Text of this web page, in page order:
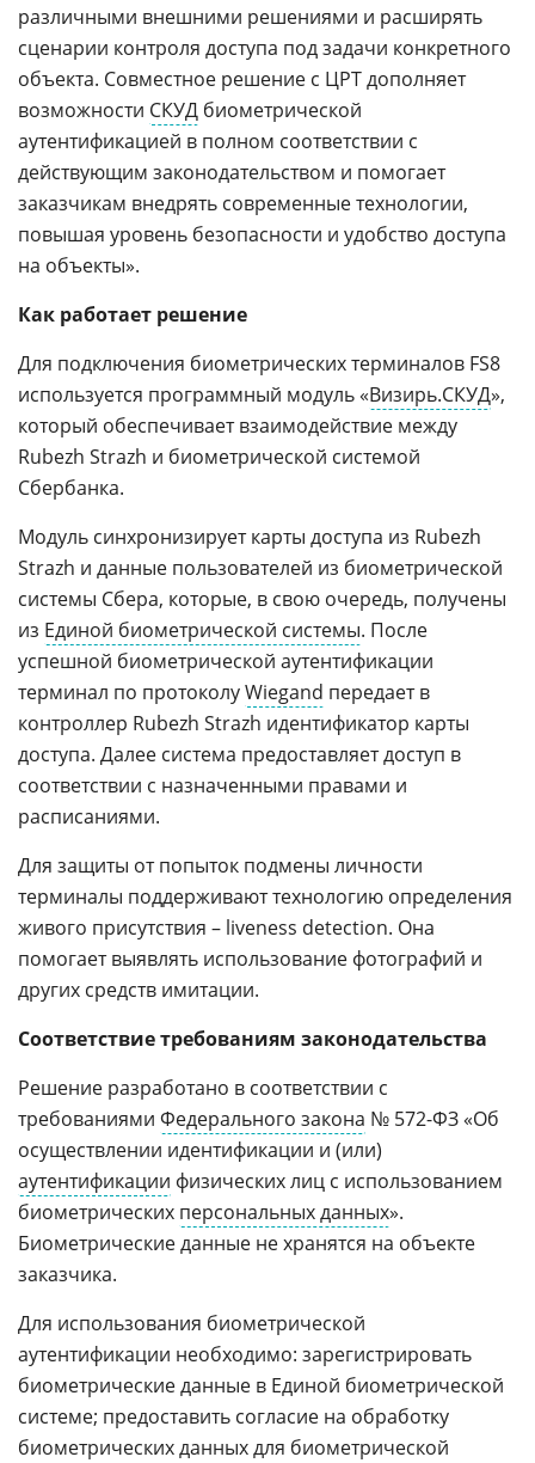
различными внешними решениями и расширять
сценарии контроля доступа под задачи конкретного
объекта. Совместное решение с ЦРТ дополняет
возможности СКУД биометрической
аутентификацией в полном соответствии с
действующим законодательством и помогает
заказчикам внедрять современные технологии,
повышая уровень безопасности и удобство доступа
на объекты».
Как работает решение
Для подключения биометрических терминалов FS8
используется программный модуль «Визирь.СКУД»,
который обеспечивает взаимодействие между
Rubezh Strazh и биометрической системой
Сбербанка.
Модуль синхронизирует карты доступа из Rubezh
Strazh и данные пользователей из биометрической
системы Сбера, которые, в свою очередь, получены
из Единой биометрической системы. После
успешной биометрической аутентификации
терминал по протоколуWiegand передает в
контроллер Rubezh Strazh идентификатор карты
доступа. Далее система предоставляет доступ в
соответствии с назначенными правами и
расписаниями.
Для защиты от попыток подмены личности
терминалы поддерживают технологию определения
живого присутствия – liveness detection. Она
помогает выявлять использование фотографий и
других средств имитации.
Соответствие требованиям законодательства
Решение разработано в соответствии с
требованиями Федерального закона № 572-ФЗ «Об
осуществлении идентификации и (или)
аутентификации физических лиц с использованием
биометрических персональных данных».
Биометрические данные не хранятся на объекте
заказчика.
Для использования биометрической
аутентификации необходимо: зарегистрировать
биометрические данные в Единой биометрической
системе; предоставить согласие на обработку
биометрических данных для биометрической